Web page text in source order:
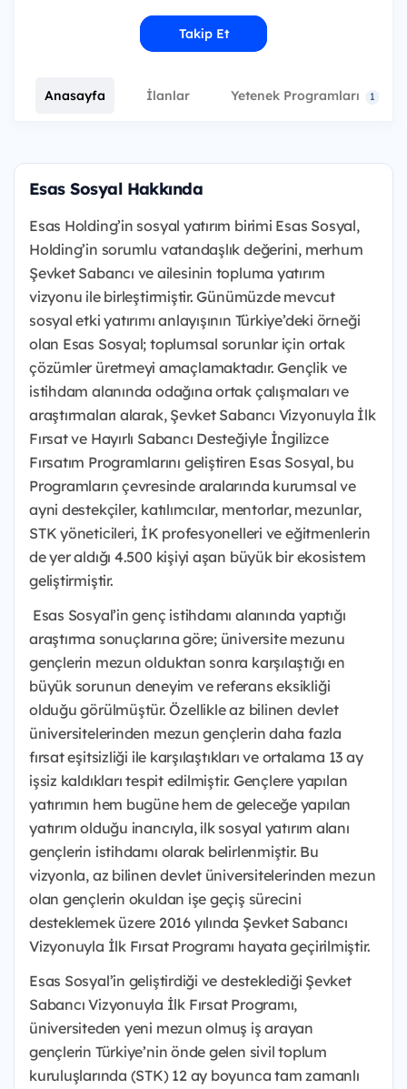
Takip Et
Anasayfa İlanlar Yetenek Programları 1
Esas Sosyal Hakkında
Esas Holding’in sosyal yatırım birimi Esas Sosyal,
Holding’in sorumlu vatandaşlık değerini, merhum
Şevket Sabancı ve ailesinin topluma yatırım
vizyonu ile birleştirmiştir. Günümüzde mevcut
sosyal etki yatırımı anlayışının Türkiye’deki örneği
olan Esas Sosyal; toplumsal sorunlar için ortak
çözümler üretmeyi amaçlamaktadır. Gençlik ve
istihdam alanında odağına ortak çalışmaları ve
araştırmaları alarak, Şevket Sabancı Vizyonuyla İlk
Fırsat ve Hayırlı Sabancı Desteğiyle İngilizce
Fırsatım Programlarını geliştiren Esas Sosyal, bu
Programların çevresinde aralarında kurumsal ve
ayni destekçiler, katılımcılar, mentorlar, mezunlar,
STK yöneticileri, İK profesyonelleri ve eğitmenlerin
de yer aldığı 4.500 kişiyi aşan büyük bir ekosistem
geliştirmiştir.
Esas Sosyal’in genç istihdamı alanında yaptığı
araştırma sonuçlarına göre; üniversite mezunu
gençlerin mezun olduktan sonra karşılaştığı en
büyük sorunun deneyim ve referans eksikliği
olduğu görülmüştür. Özellikle az bilinen devlet
üniversitelerinden mezun gençlerin daha fazla
fırsat eşitsizliği ile karşılaştıkları ve ortalama 13 ay
işsiz kaldıkları tespit edilmiştir. Gençlere yapılan
yatırımın hem bugüne hem de geleceğe yapılan
yatırım olduğu inancıyla, ilk sosyal yatırım alanı
gençlerin istihdamı olarak belirlenmiştir. Bu
vizyonla, az bilinen devlet üniversitelerinden mezun
olan gençlerin okuldan işe geçiş sürecini
desteklemek üzere 2016 yılında Şevket Sabancı
Vizyonuyla İlk Fırsat Programı hayata geçirilmiştir.
Esas Sosyal’in geliştirdiği ve desteklediği Şevket
Sabancı Vizyonuyla İlk Fırsat Programı,
üniversiteden yeni mezun olmuş iş arayan
gençlerin Türkiye’nin önde gelen sivil toplum
kuruluşlarında (STK) 12 ay boyunca tam zamanlı